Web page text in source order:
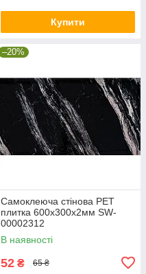
Купити
–20%
Самоклеюча стінова PET
плитка 600х300х2мм SW-
00002312
В наявності
52 ₴ 65 ₴